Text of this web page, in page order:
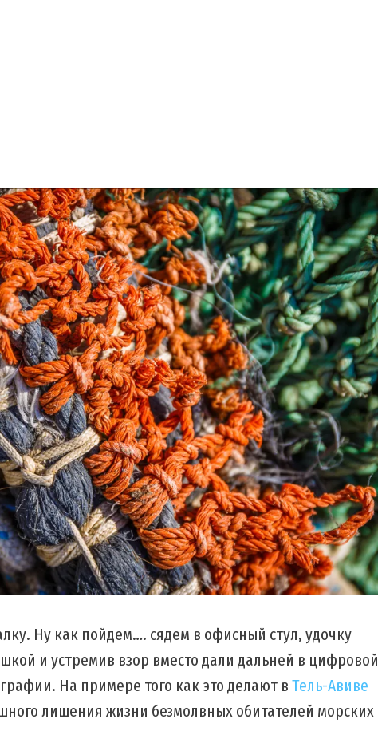
Ну как пойдем…. сядем в офисный стул, удочку
и устремив взор вместо дали дальней в цифровой
На примере того как это делают вТель-Авиве
лишения жизни безмолвных обитателей морских